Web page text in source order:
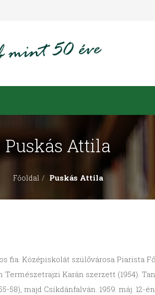
Puskás Attila
Főoldal Puskás Attila
fia. Középiskolát szülővárosa Piarista
Karán szerzett (1954).
58), majd Csíkdánfalván. 1959. máj.